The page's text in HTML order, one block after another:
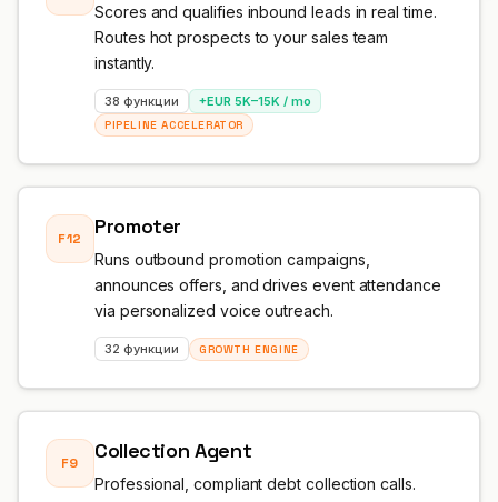
Адвокат
Данъчен консултант
Погребално бюро
Агенция
Недвижими имоти
Застраховане
Подбор на персонал
SaaS
23 индустрии →
Scores and qualifies inbound leads in real time.
Routes hot prospects to your sales team
instantly.
38 функции +EUR 5K–15K / mo
PIPELINE ACCELERATOR
F12 Promoter
Runs outbound promotion campaigns,
announces offers, and drives event attendance
via personalized voice outreach.
32 функции GROWTH ENGINE
F9 Collection Agent
Professional, compliant debt collection calls.